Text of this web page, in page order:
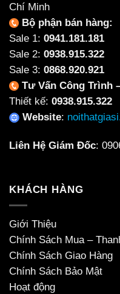
Chí Minh
Bộ phận bán hàng:
Sale 1: 0941.181.181
Sale 2: 0938.915.322
Sale 3: 0868.920.921
Tư Vấn Công Trình
Thiết kế: 0938.915.322
Website:
Liên Hệ Giám Đốc:
KHÁCH HÀNG
Giới Thiệu
Chính Sách Mua –
Chính Sách Giao Hàng
Chính Sách Bảo Mật
Hoạt động